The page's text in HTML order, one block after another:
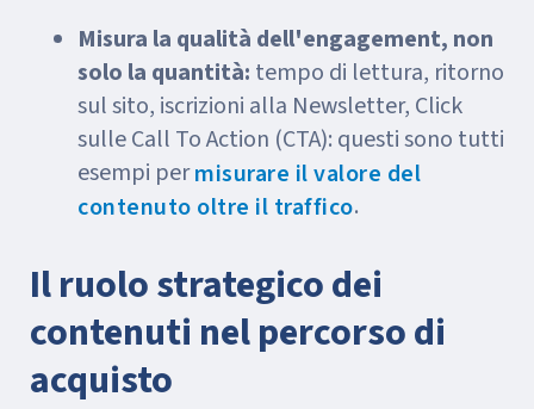
Misura la qualità dell'engagement, non
solo la quantità: tempo di lettura, ritorno
sul sito, iscrizioni alla Newsletter, Click
sulle Call To Action (CTA): questi sono tutti
esempi permisurare il valore del
contenuto oltre il traffico.
Il ruolo strategico dei
contenuti nel percorso di
acquisto